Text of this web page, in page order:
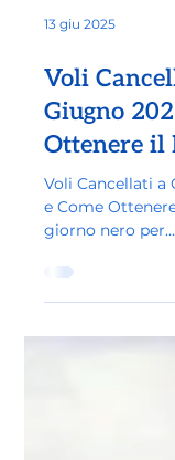
13 giu 2025
Voli
Ottenere il
Voli Cancellati a
e Come